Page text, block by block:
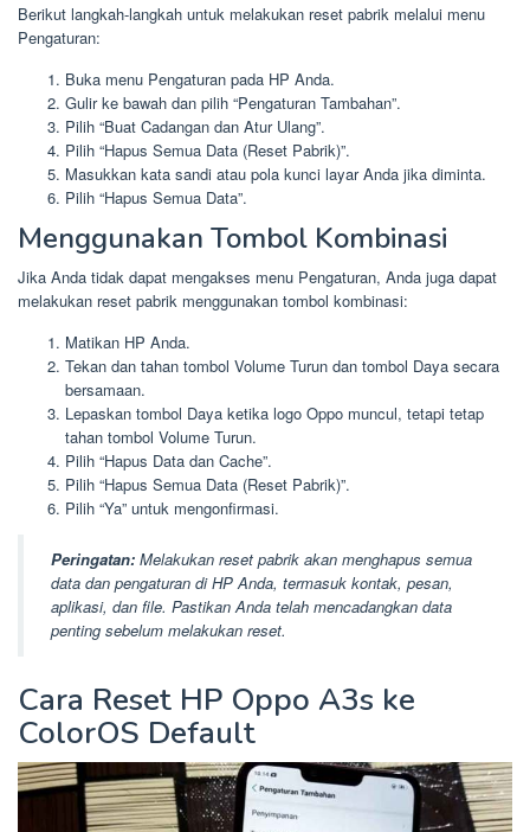
Berikut langkah-langkah untuk melakukan reset pabrik melalui menu
Pengaturan:
Buka menu Pengaturan pada HP Anda.
Gulir ke bawah dan pilih “Pengaturan Tambahan”.
Pilih “Buat Cadangan dan Atur Ulang”.
Pilih “Hapus Semua Data (Reset Pabrik)”.
Masukkan kata sandi atau pola kunci layar Anda jika diminta.
Pilih “Hapus Semua Data”.
Menggunakan Tombol Kombinasi
Jika Anda tidak dapat mengakses menu Pengaturan, Anda juga dapat
melakukan reset pabrik menggunakan tombol kombinasi:
Matikan HP Anda.
Tekan dan tahan tombol Volume Turun dan tombol Daya secara
bersamaan.
Lepaskan tombol Daya ketika logo Oppo muncul, tetapi tetap
tahan tombol Volume Turun.
Pilih “Hapus Data dan Cache”.
Pilih “Hapus Semua Data (Reset Pabrik)”.
Pilih “Ya” untuk mengonfirmasi.
Peringatan: Melakukan reset pabrik akan menghapus semua
data dan pengaturan di HP Anda, termasuk kontak, pesan,
aplikasi, dan file. Pastikan Anda telah mencadangkan data
penting sebelum melakukan reset.
Cara Reset HP Oppo A3s ke
ColorOS Default